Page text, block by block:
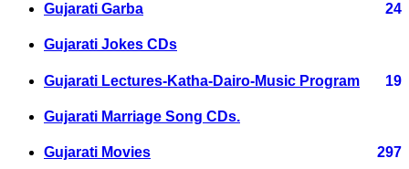
Gujarati Garba 24
Gujarati Jokes CDs
Gujarati Lectures-Katha-Dairo-Music Program 19
Gujarati Marriage Song CDs.
Gujarati Movies 297